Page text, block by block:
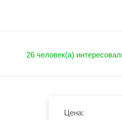
26 человек(а)
Цена: